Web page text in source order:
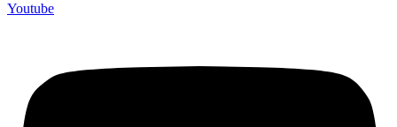
Youtube